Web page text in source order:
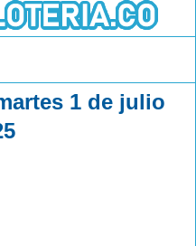
1 de julio